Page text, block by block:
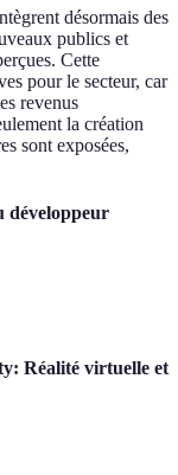
désormais des
publics et
Cette
pour le secteur, car
revenus
la création
sont exposées,
développeur
Réalité virtuelle et